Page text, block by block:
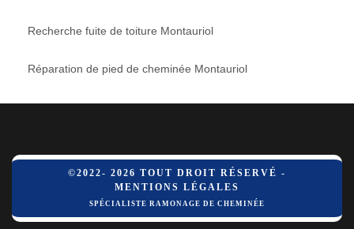
Recherche fuite de toiture Montauriol
Réparation de pied de cheminée Montauriol
©2022- 2026 TOUT DROIT RÉSERVÉ -
MENTIONS LÉGALES
SPÉCIALISTE RAMONAGE DE CHEMINÉE